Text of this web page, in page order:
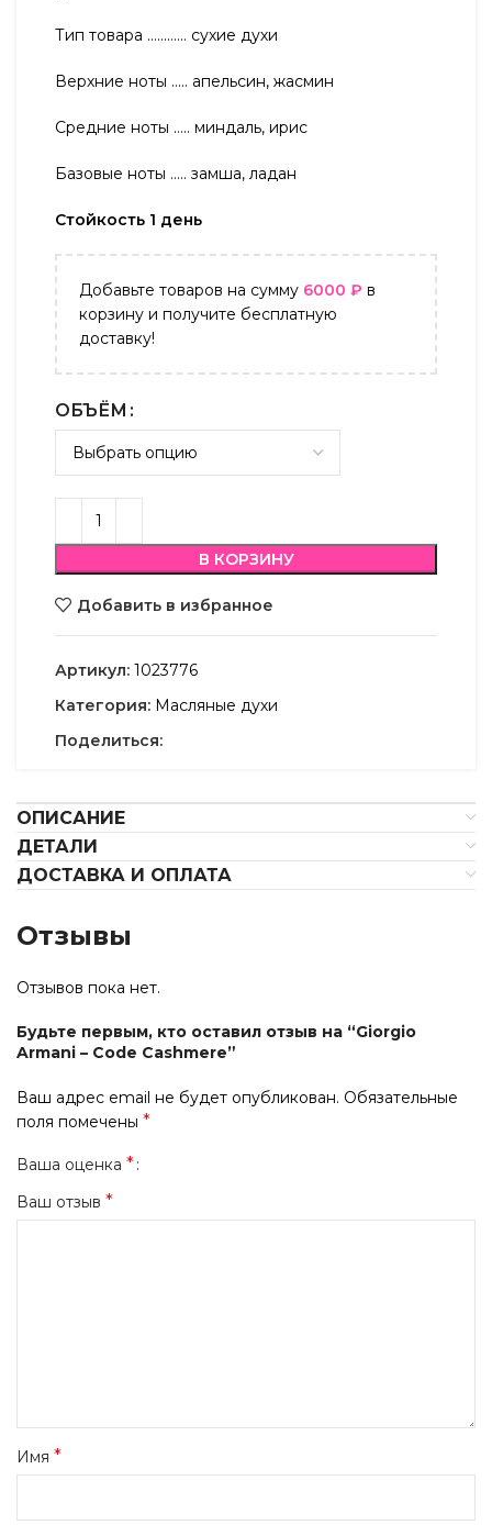
Тип товара ………… сухие духи
Верхние ноты ….. апельсин, жасмин
Средние ноты ….. миндаль, ирис
Базовые ноты ….. замша, ладан
Стойкость 1 день
Добавьте товаров на сумму 6000 ₽ в
корзину и получите бесплатную
доставку!
ОБЪЁМ
В КОРЗИНУ
Добавить в избранное
Артикул: 1023776
Категория: Масляные духи
Поделиться:
ОПИСАНИЕ
ДЕТАЛИ
ДОСТАВКА И ОПЛАТА
Отзывы
Отзывов пока нет.
Будьте первым, кто оставил отзыв на “Giorgio
Armani – Code Cashmere”
Ваш адрес email не будет опубликован. Обязательные
поля помечены *
Ваша оценка *
Ваш отзыв *
Имя *